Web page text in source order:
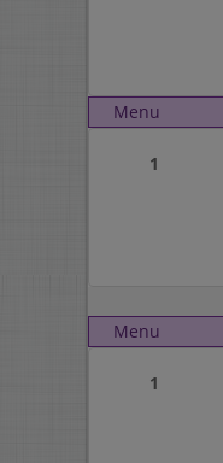
Menu
1
Menu
1